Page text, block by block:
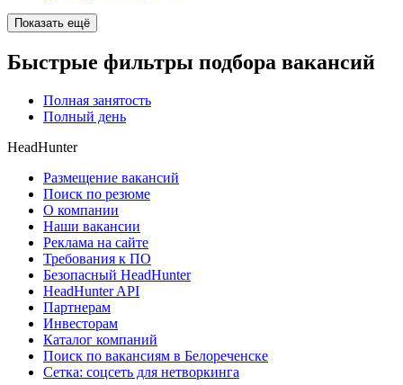
Показать ещё
Быстрые фильтры подбора вакансий
Полная занятость
Полный день
HeadHunter
Размещение вакансий
Поиск по резюме
О компании
Наши вакансии
Реклама на сайте
Требования к ПО
Безопасный HeadHunter
HeadHunter API
Партнерам
Инвесторам
Каталог компаний
Поиск по вакансиям в Белореченске
Сетка: соцсеть для нетворкинга